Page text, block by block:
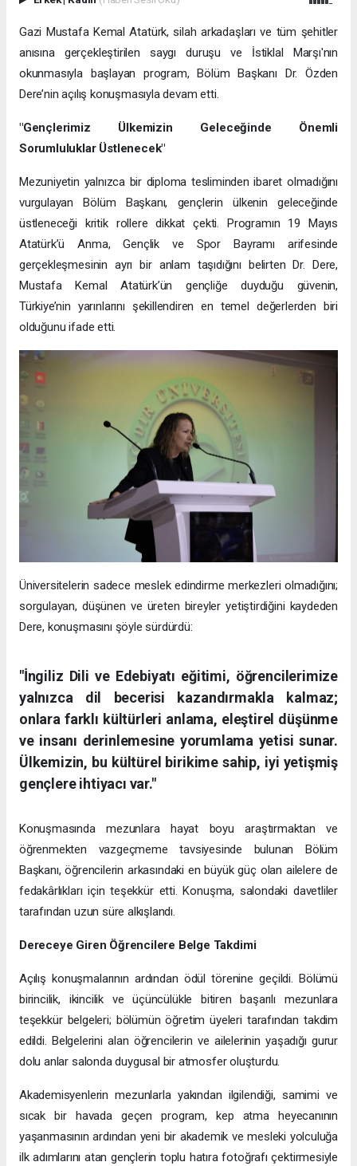
Gazi Mustafa Kemal Atatürk, silah arkadaşları ve tüm şehitler
anısına gerçekleştirilen saygı duruşu ve İstiklal Marşı'nın
okunmasıyla başlayan program, Bölüm Başkanı Dr. Özden
Dere’nin açılış konuşmasıyla devam etti.
"Gençlerimiz Ülkemizin Geleceğinde Önemli
Sorumluluklar Üstlenecek"
Mezuniyetin yalnızca bir diploma tesliminden ibaret olmadığını
vurgulayan Bölüm Başkanı, gençlerin ülkenin geleceğinde
üstleneceği kritik rollere dikkat çekti. Programın 19 Mayıs
Atatürk’ü Anma, Gençlik ve Spor Bayramı arifesinde
gerçekleşmesinin ayrı bir anlam taşıdığını belirten Dr. Dere,
Mustafa Kemal Atatürk’ün gençliğe duyduğu güvenin,
Türkiye’nin yarınlarını şekillendiren en temel değerlerden biri
olduğunu ifade etti.
Üniversitelerin sadece meslek edindirme merkezleri olmadığını;
sorgulayan, düşünen ve üreten bireyler yetiştirdiğini kaydeden
Dere, konuşmasını şöyle sürdürdü:
"İngiliz Dili ve Edebiyatı eğitimi, öğrencilerimize
yalnızca dil becerisi kazandırmakla kalmaz;
onlara farklı kültürleri anlama, eleştirel düşünme
ve insanı derinlemesine yorumlama yetisi sunar.
Ülkemizin, bu kültürel birikime sahip, iyi yetişmiş
gençlere ihtiyacı var."
Konuşmasında mezunlara hayat boyu araştırmaktan ve
öğrenmekten vazgeçmeme tavsiyesinde bulunan Bölüm
Başkanı, öğrencilerin arkasındaki en büyük güç olan ailelere de
fedakârlıkları için teşekkür etti. Konuşma, salondaki davetliler
tarafından uzun süre alkışlandı.
Dereceye Giren Öğrencilere Belge Takdimi
Açılış konuşmalarının ardından ödül törenine geçildi. Bölümü
birincilik, ikincilik ve üçüncülükle bitiren başarılı mezunlara
teşekkür belgeleri; bölümün öğretim üyeleri tarafından takdim
edildi. Belgelerini alan öğrencilerin ve ailelerinin yaşadığı gurur
dolu anlar salonda duygusal bir atmosfer oluşturdu.
Akademisyenlerin mezunlarla yakından ilgilendiği, samimi ve
sıcak bir havada geçen program, kep atma heyecanının
yaşanmasının ardından yeni bir akademik ve mesleki yolculuğa
ilk adımlarını atan gençlerin toplu hatıra fotoğrafı çektirmesiyle